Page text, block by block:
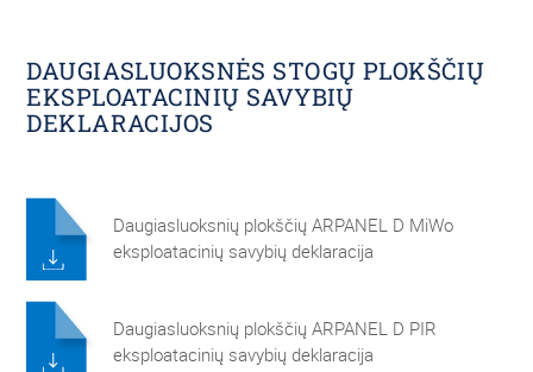
DAUGIASLUOKSNĖS STOGŲ PLOKŠČIŲ
EKSPLOATACINIŲ SAVYBIŲ
DEKLARACIJOS
Daugiasluoksnių plokščių ARPANEL D MiWo
eksploatacinių savybių deklaracija
Daugiasluoksnių plokščių ARPANEL D PIR
eksploatacinių savybių deklaracija